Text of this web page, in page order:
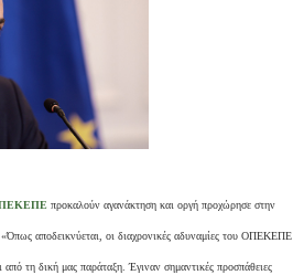
ΟΠΕΚΕΠΕ προκαλούν αγανάκτηση και οργή προχώρησε στην
αποδεικνύεται, οι διαχρονικές αδυναμίες του ΟΠΕΚΕΠΕ
τη δική μας παράταξη. Έγιναν σημαντικές προσπάθειες